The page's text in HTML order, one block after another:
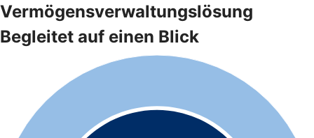
Vermögensverwaltungslösung
Begleitet auf einen Blick